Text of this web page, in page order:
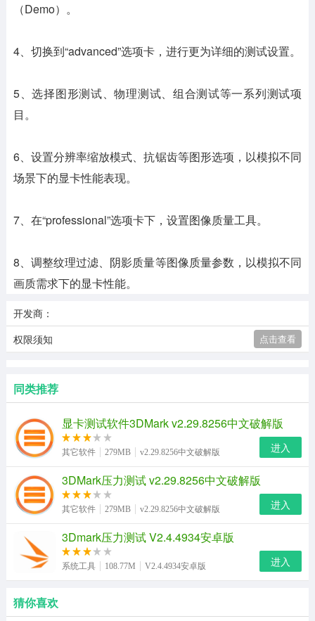
（Demo）。
4、切换到“advanced”选项卡，进行更为详细的测试设置。
5、选择图形测试、物理测试、组合测试等一系列测试项
目。
6、设置分辨率缩放模式、抗锯齿等图形选项，以模拟不同
场景下的显卡性能表现。
7、在“professional”选项卡下，设置图像质量工具。
8、调整纹理过滤、阴影质量等图像质量参数，以模拟不同
画质需求下的显卡性能。
开发商：
权限须知
点击查看
同类推荐
显卡测试软件3DMark v2.29.8256中文破解版
其它软件 279MB v2.29.8256中文破解版 进入
3DMark压力测试 v2.29.8256中文破解版
其它软件 279MB v2.29.8256中文破解版 进入
3Dmark压力测试 V2.4.4934安卓版
系统工具 108.77M V2.4.4934安卓版 进入
猜你喜欢